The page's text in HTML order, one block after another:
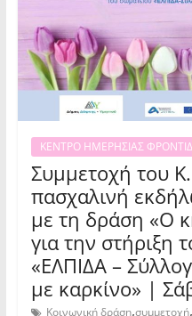
ΚΕΝΤΡΟ ΗΜΕΡΗΣΙΑΣ
Συμμετοχή του
πασχαλινή
με τη δράση «Ο
για την στήριξη
«ΕΛΠΙΔΑ –
με καρκίνο» |
Κοινωνική δράση,συμμετοχή,